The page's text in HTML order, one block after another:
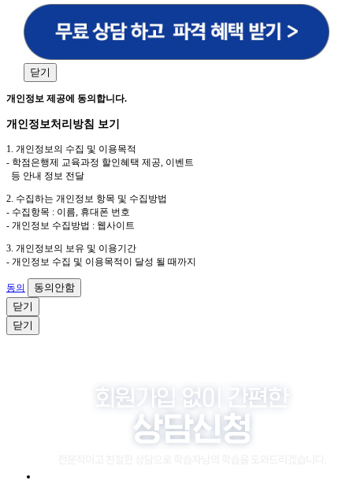
원격평생교육원을 비롯한 해커스 교육그룹의 새로운 서
비스 신상품이나 이벤트, 최신 정보 안내 등 신청자의 취
향에 맞는 최적의 서비스를 제공하기 위함.
어, 해커스일본어, 해커스잡, 해커스금융, 해커스임용, 해커스공무
원, 해커스경찰, 해커스소방, 해커스공인중개사, 해커스주택관리
사, 해커스편입 등)
2. 개인정보 수집·이용 항목: 이름, 휴대폰번호
3. 개인정보 보유/이용 기간: 법령상 정하는 경우를 제
외하고는 회원탈퇴 시까지 이용 및 보관합니다. 단, 비회
원이거나 상담 시로부터 3년 이내 탈퇴하는 자의 경우,
4. 신청자는 개인정보 수집·이용을 거부할 수 있습니다. 단, 거부
의 경우에는 상담 신청이 제한됩니다.
닫기
개인정보 제공에 동의합니다.
개인정보처리방침 보기
1. 개인정보의 수집 및 이용목적
- 학점은행제 교육과정 할인혜택 제공, 이벤트
등 안내 정보 전달
2. 수집하는 개인정보 항목 및 수집방법
- 수집항목 : 이름, 휴대폰 번호
- 개인정보 수집방법 : 웹사이트
3. 개인정보의 보유 및 이용기간
- 개인정보 수집 및 이용목적이 달성 될 때까지
동의
동의안함
닫기
닫기